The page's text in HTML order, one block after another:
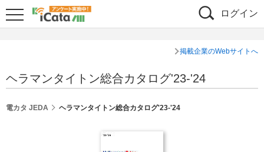
ログイン
掲載企業のWebサイトへ
ヘラマンタイトン総合カタログ'23-'24
電カタ JEDA ヘラマンタイトン総合カタログ'23-'24